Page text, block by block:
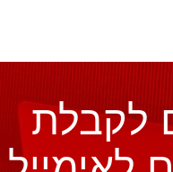
לקבלת